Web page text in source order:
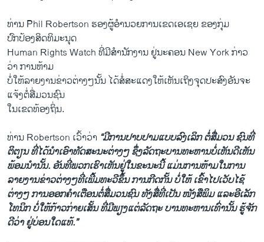
ທ່ານ Phil Robertson ຮອງຜູ້​ອຳ​ນວຍການ​ເຂດ​ເອ​ເຊຍ ຂອງກຸ່ມ
ປົກປ້ອງສິດທິ​ມະ​ນຸດ
Human Rights Watch ​ທີ່ມີສຳນັກງານ ຢູ່ນະຄອນ New York ກ່າວ​
ວ່າ ການ​ຫ້າມ
ບໍ່ໃຫ້ລາຍງານ​ຂ່າວຕ່າງໆ​ນັ້ນ ​ໄດ້​ສໍ່​ສະແດງ​ໃຫ້​ເຫັນ​ເຖິງ​ຈຸດປະສົງ​ອັນ​ຈະ​
ແຈ້ງ​ຕໍ່​ສື່​ມວນ​ຊົນ
​ໃນເຂດ​ທ້ອງ​ຖິ່ນ.
ທ່ານ Robertson​ ເວົ້າ​ວ່າ “ມີ​ການ​ປາບ​ປາມ​ແບບລົງເລິກ​ ຕໍ່​ສື່ມວນ ຊົນ​ທີ່
ຕິຕຽນ ທີ່ໄດ້​ນຳເອົາທັດສະນະ​ຕ່າງໆ ຊຶ່ງລັດຖະບານ​ທະຫານ​ບໍ່​ເຫັນ​ດີ​ເຫັນ​
ພ້ອມ​ນຳນັ້ນ. ອັນ​ທີ່​ພວກ​ເຮົາ​ເຫັນ​ຢູ່​ໃນ​ຂະນະ​ນີ້ ​ແມ່ນ​ການ​ຫ້າມ​ໃນການ​
ລາຍ​ງານຂ່າວ​ຕ່າງໆທີ່​ເພີ້​ມທະວີຂຶ້ນ ການ​ກີດ​ກັ້ນ ບໍ່ໃຫ້ ເຂົ້າໄປເວັບໄຊ້
ຕ່າງໆ ການ​ອອກຄຳເຕືອນຕໍ່​ສື່​ມວນຊົນ ທັງ​ສື່ທີ່ເປັນ ໜັງສື​ພິມ ​ແລະອີ​ເລັກ​
ໂທ​ນິກ ບໍ່​ໃຫ້​ກ້າວ​ກ່າຍ​ເສັ້ນ ທີ່ມີພຽງ​ແຕ່ລັດຖະ ບານ​ທະຫານ​ເທົ່າ​ນັ້ນ ຮູ້ຈັກ​
ດີວ່າ ​ຢູ່​ບ່ອນ​ໃດແທ້.”​